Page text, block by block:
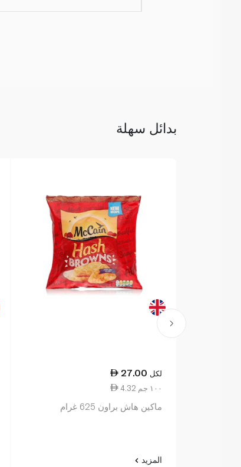
بدائل سهلة
27.00 لكل
4.32 ١٠٠ جم
ماكين هاش براون 625 غرام
المزيد